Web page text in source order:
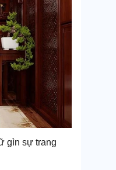
gìn sự trang